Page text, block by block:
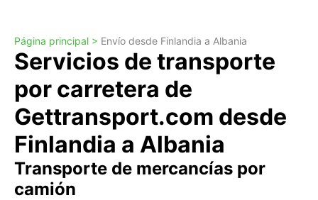
Página principal > Envío desde Finlandia a Albania
Servicios de transporte
por carretera de
Gettransport.com desde
Finlandia a Albania
Transporte de mercancías por
camión